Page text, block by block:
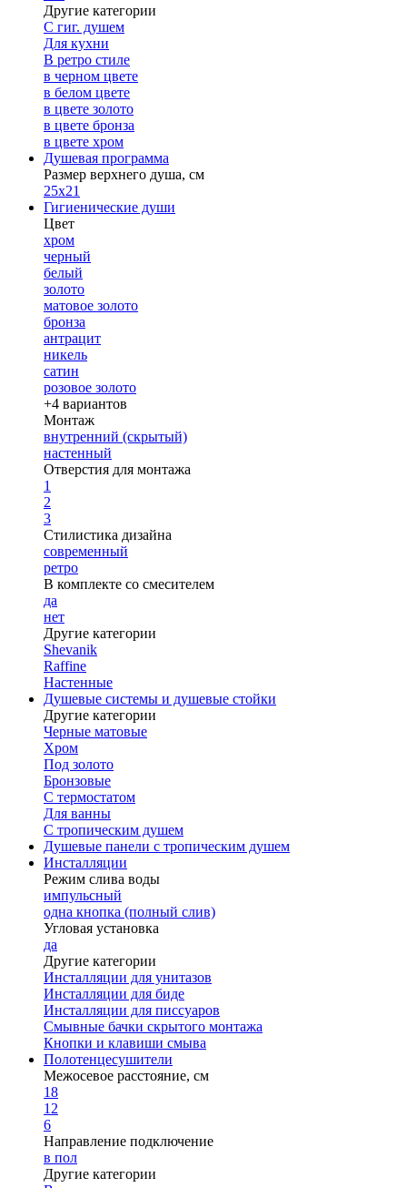
Другие категории
С гиг. душем
Для кухни
В ретро стиле
в черном цвете
в белом цвете
в цвете золото
в цвете бронза
в цвете хром
Душевая программа
Размер верхнего душа, см
25х21
Гигиенические души
Цвет
хром
черный
белый
золото
матовое золото
бронза
антрацит
никель
сатин
розовое золото
+4 вариантов
Монтаж
внутренний (скрытый)
настенный
Отверстия для монтажа
1
2
3
Стилистика дизайна
современный
ретро
В комплекте со смесителем
да
нет
Другие категории
Shevanik
Raffine
Настенные
Душевые системы и душевые стойки
Другие категории
Черные матовые
Хром
Под золото
Бронзовые
С термостатом
Для ванны
С тропическим душем
Душевые панели с тропическим душем
Инсталляции
Режим слива воды
импульсный
одна кнопка (полный слив)
Угловая установка
да
Другие категории
Инсталляции для унитазов
Инсталляции для биде
Инсталляции для писсуаров
Смывные бачки скрытого монтажа
Кнопки и клавиши смыва
Полотенцесушители
Межосевое расстояние, см
18
12
6
Направление подключение
в пол
Другие категории